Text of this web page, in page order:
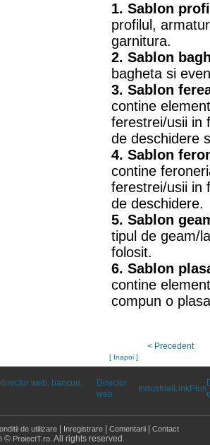
1. Sablon
profilul,
garnitura.
2. Sablon
bagheta si
3. Sablon
contine
ferestrei/usii in
de deschidere
4. Sablon
contine
ferestrei/usii in
de deschidere.
5. Sablon
tipul de geam/
folosit.
6. Sablon
contine
compun o
< Precedent
[ Inapoi ]
Director
web
Industrial LinkPlus
de utilizare| Inregistrare| Comentarii| Contact
© ProiectT.ro. All rights reserved.